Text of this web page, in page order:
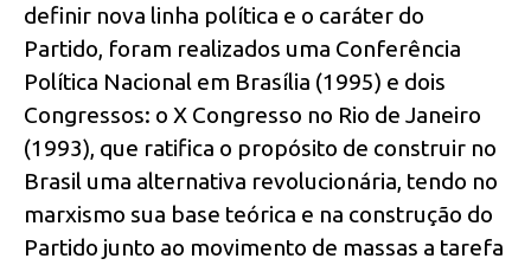
definir nova linha política e o caráter do
Partido, foram realizados uma Conferência
Política Nacional em Brasília (1995) e dois
Congressos: o X Congresso no Rio de Janeiro
(1993), que ratifica o propósito de construir no
Brasil uma alternativa revolucionária, tendo no
marxismo sua base teórica e na construção do
Partido junto ao movimento de massas a tarefa